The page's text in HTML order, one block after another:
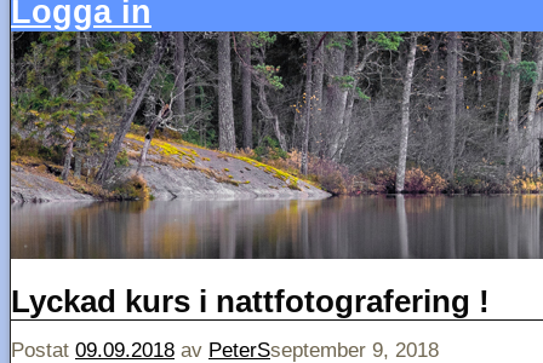
Logga in
Lyckad kurs i nattfotografering !
Postat 09.09.2018 av PeterSseptember 9, 2018